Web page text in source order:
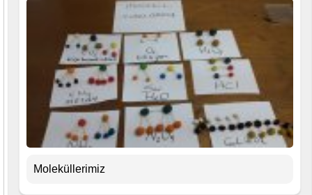
Moleküllerimiz